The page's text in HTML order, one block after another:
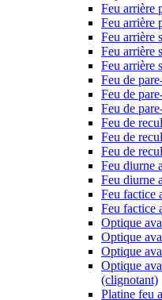
Feu arrière
Feu arrière
Feu arrière
Feu arrière
Feu arrière
Feu de
Feu de
Feu de
Feu de recul
Feu de
Feu de
Feu diurne
Feu diurne
Feu factice
Feu factice
Optique
Optique
Optique
Optique
(clignotant)
Platine feu